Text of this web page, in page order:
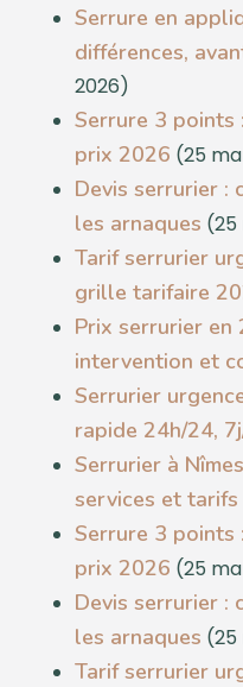
Serrure en
différences,
2026)
Serrure 3 points
prix 2026 (25
Devis serrurier :
les arnaques (25
Tarif serrurier
grille tarifaire
Prix serrurier
intervention et
Serrurier
rapide 24h/24,
Serrurier à
services et
Serrure 3 points
prix 2026 (25
Devis serrurier :
les arnaques (25
Tarif serrurier